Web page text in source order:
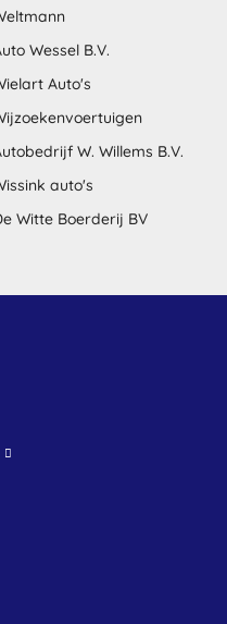
Wessel B.V.
Auto's
W. Willems B.V.
auto's
Witte Boerderij BV